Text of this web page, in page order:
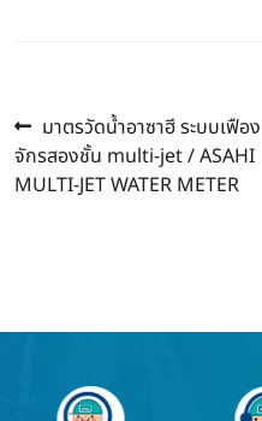
Post
navigation
Previous
post:
มาตรวัดน้ำอาซาฮี ระบบเฟือง
จักรสองชั้น multi-jet / ASAHI
MULTI-JET WATER METER